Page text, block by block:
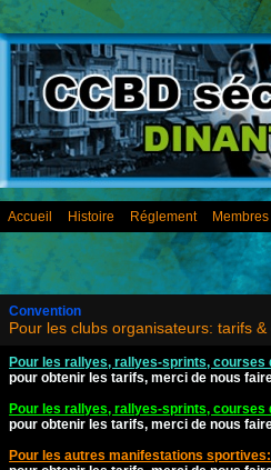
Accueil Histoire Réglement Membres
Convention
Pour les clubs organisateurs: tarifs
Pour les rallyes, rallyes-sprints,
pour obtenir les tarifs, merci de nous
Pour les rallyes, rallyes-sprints,
pour obtenir les tarifs, merci de nous
Pour les autres manifestations sportives: